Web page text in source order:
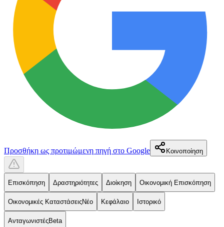
Προσθήκη ως προτιμώμενη πηγή στο Google Κοινοποίηση
Επισκόπηση Δραστηριότητες Διοίκηση Οικονομική Επισκόπηση
Οικονομικές ΚαταστάσειςΝέο Κεφάλαιο Ιστορικό
ΑνταγωνιστέςBeta